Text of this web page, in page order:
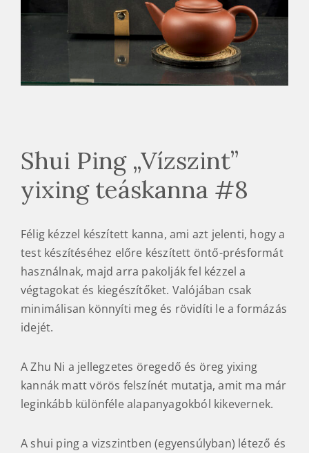
Shui Ping „Vízszint”
yixing teáskanna #8
Félig kézzel készített kanna, ami azt jelenti, hogy a
test készítéséhez előre készített öntő-présformát
használnak, majd arra pakolják fel kézzel a
végtagokat és kiegészítőket. Valójában csak
minimálisan könnyíti meg és rövidíti le a formázás
idejét.
A Zhu Ni a jellegzetes öregedő és öreg yixing
kannák matt vörös felszínét mutatja, amit ma már
leginkább különféle alapanyagokból kikevernek.
A shui ping a vizszintben (egyensúlyban) létező és